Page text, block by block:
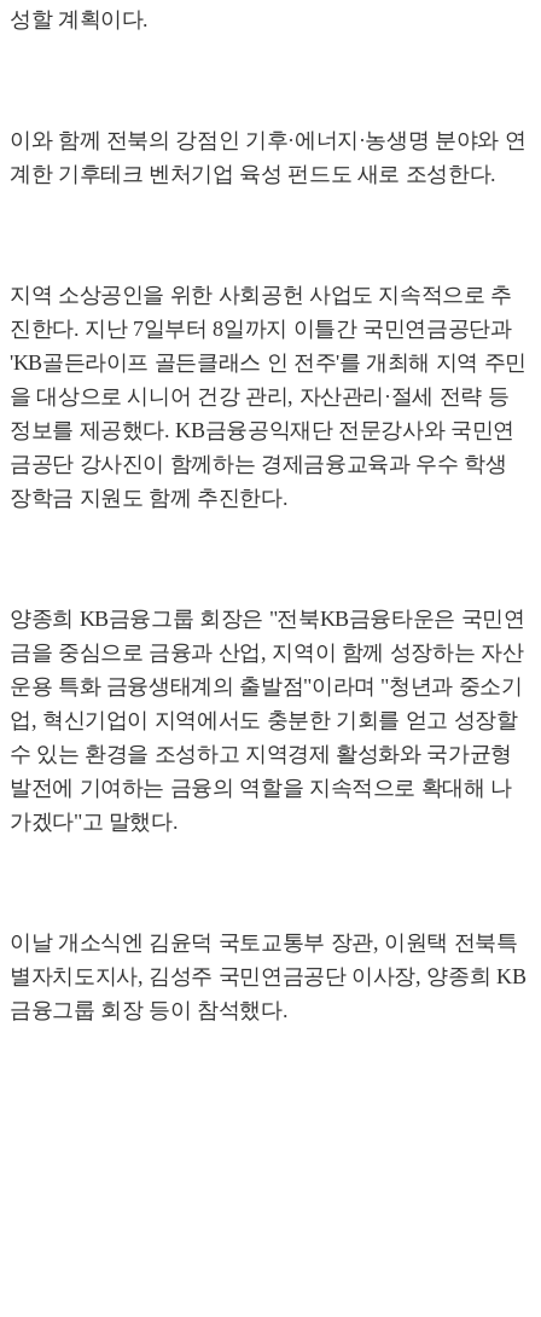
성할 계획이다.
이와 함께 전북의 강점인 기후·에너지·농생명 분야와 연
계한 기후테크 벤처기업 육성 펀드도 새로 조성한다.
지역 소상공인을 위한 사회공헌 사업도 지속적으로 추
진한다. 지난 7일부터 8일까지 이틀간 국민연금공단과
'KB골든라이프 골든클래스 인 전주'를 개최해 지역 주민
을 대상으로 시니어 건강 관리, 자산관리·절세 전략 등
정보를 제공했다. KB금융공익재단 전문강사와 국민연
금공단 강사진이 함께하는 경제금융교육과 우수 학생
장학금 지원도 함께 추진한다.
양종희 KB금융그룹 회장은 "전북KB금융타운은 국민연
금을 중심으로 금융과 산업, 지역이 함께 성장하는 자산
운용 특화 금융생태계의 출발점"이라며 "청년과 중소기
업, 혁신기업이 지역에서도 충분한 기회를 얻고 성장할
수 있는 환경을 조성하고 지역경제 활성화와 국가균형
발전에 기여하는 금융의 역할을 지속적으로 확대해 나
가겠다"고 말했다.
이날 개소식엔 김윤덕 국토교통부 장관, 이원택 전북특
별자치도지사, 김성주 국민연금공단 이사장, 양종희 KB
금융그룹 회장 등이 참석했다.